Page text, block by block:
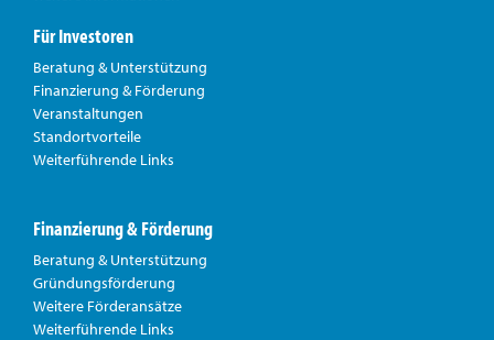
Für Investoren
Beratung & Unterstützung
Finanzierung & Förderung
Veranstaltungen
Standortvorteile
Weiterführende Links
Finanzierung & Förderung
Beratung & Unterstützung
Gründungsförderung
Weitere Förderansätze
Weiterführende Links